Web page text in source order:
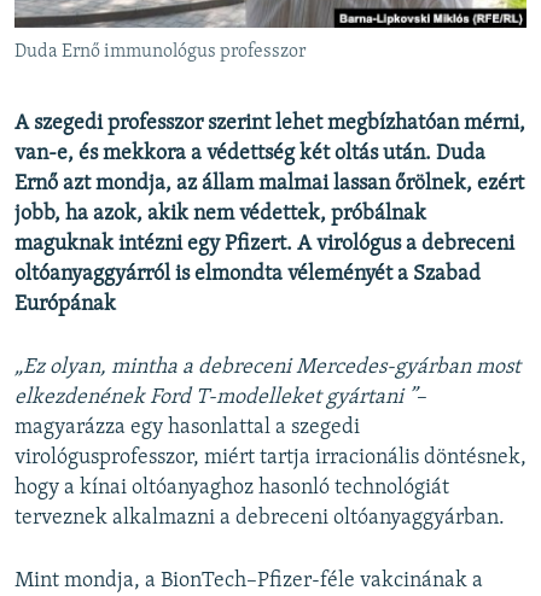
A MÚLT TANULSÁGAI
Valamennyi RFE/RL weboldal
Duda Ernő immunológus professzor
A szegedi professzor szerint lehet megbízhatóan mérni,
van-e, és mekkora a védettség két oltás után. Duda
Ernő azt mondja, az állam malmai lassan őrölnek, ezért
jobb, ha azok, akik nem védettek, próbálnak
maguknak intézni egy Pfizert. A virológus a debreceni
oltóanyaggyárról is elmondta véleményét a Szabad
Európának
„Ez olyan, mintha a debreceni Mercedes-gyárban most
elkezdenének Ford T-modelleket gyártani ”–
magyarázza egy hasonlattal a szegedi
virológusprofesszor, miért tartja irracionális döntésnek,
hogy a kínai oltóanyaghoz hasonló technológiát
terveznek alkalmazni a debreceni oltóanyaggyárban.
Mint mondja, a BionTech–Pfizer-féle vakcinának a